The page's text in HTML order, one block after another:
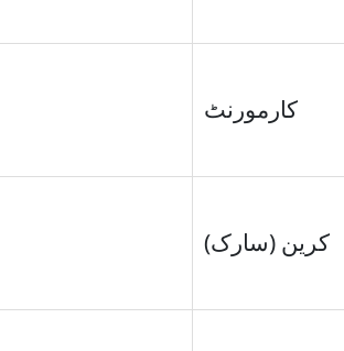
کارمورنٹ
کرین (سارک)